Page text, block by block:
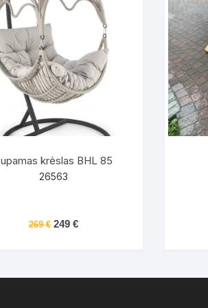
krėslas BHL 85
26563
269€ Original
249 €Current